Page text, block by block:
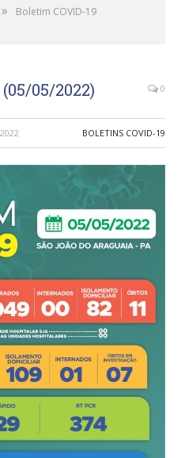
»
Boletim COVID-19
05/2022) 0
BOLETINS COVID-19